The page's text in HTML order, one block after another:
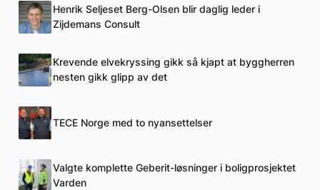
Henrik Seljeset Berg-Olsen blir daglig leder i
Zijdemans Consult
Krevende elvekryssing gikk så kjapt at byggherren
nesten gikk glipp av det
TECE Norge med to nyansettelser
Valgte komplette Geberit-løsninger i boligprosjektet
Varden